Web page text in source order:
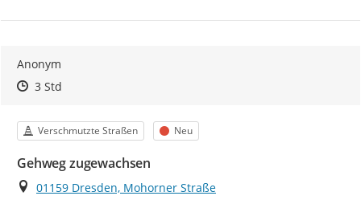
Anonym
Zeitpunkt des Erstellens
Zeitpunkt des Erstellens
3 StdZur Äußerung
Kategorie
Verschmutzte Straßen Status
Neu
Gehweg zugewachsen
Ort
01159 Dresden, Mohorner Straße